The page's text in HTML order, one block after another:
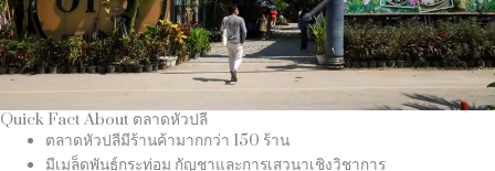
Quick Fact About ตลาดหัวปลี
ตลาดหัวปลีมีร้านค้ามากกว่า 150 ร้าน
มีเมล็ดพันธุ์กระท่อม กัญชาและการเสวนาเชิงวิชาการ